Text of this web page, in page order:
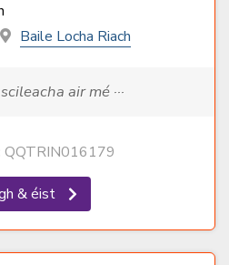
Baile Locha Riach
scileacha air mé ···
QQTRIN016179
& éist